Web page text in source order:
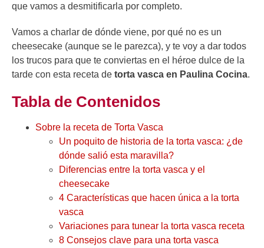
que vamos a desmitificarla por completo.
Vamos a charlar de dónde viene, por qué no es un
cheesecake (aunque se le parezca), y te voy a dar todos
los trucos para que te conviertas en el héroe dulce de la
tarde con esta receta de torta vasca en Paulina Cocina.
Tabla de Contenidos
Sobre la receta de Torta Vasca
Un poquito de historia de la torta vasca: ¿de
dónde salió esta maravilla?
Diferencias entre la torta vasca y el
cheesecake
4 Características que hacen única a la torta
vasca
Variaciones para tunear la torta vasca receta
8 Consejos clave para una torta vasca